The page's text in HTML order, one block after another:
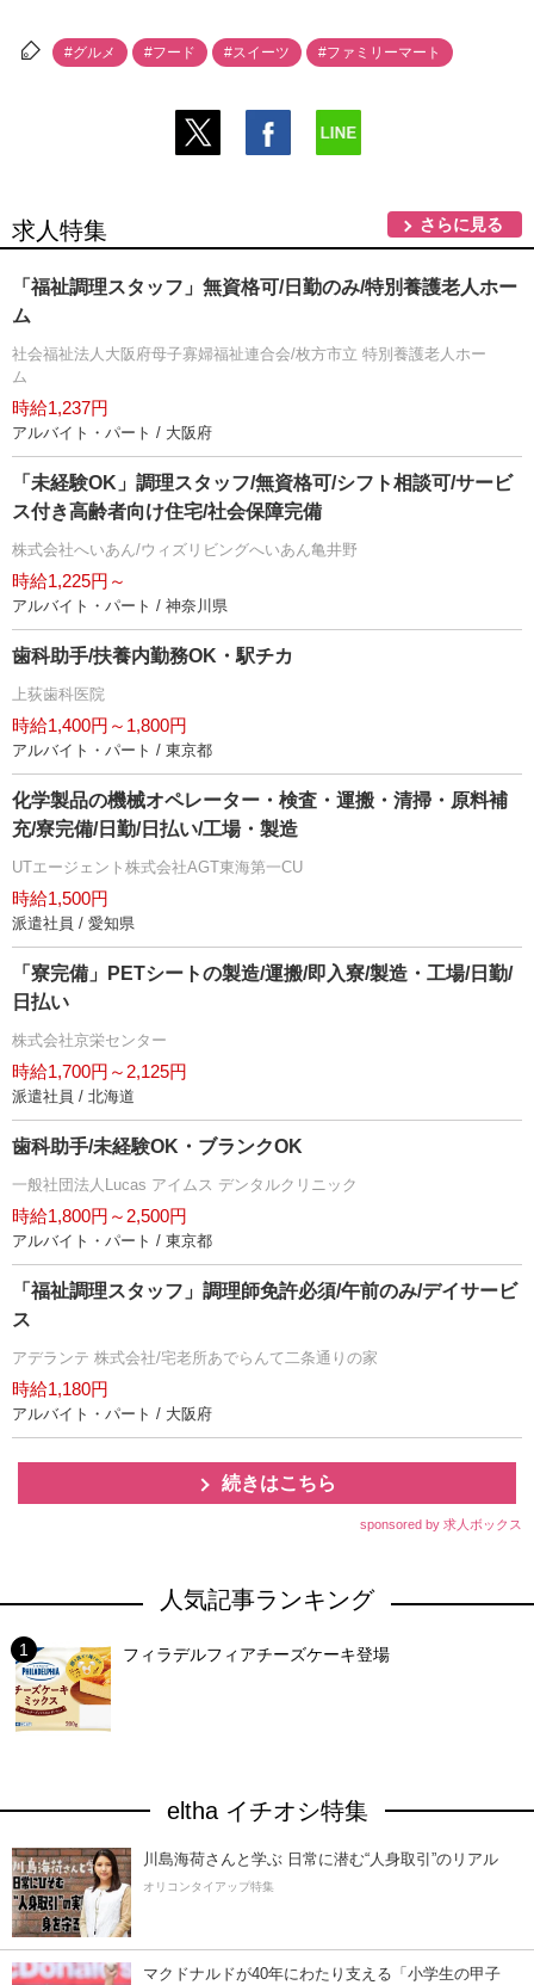
#グルメ #フード #スイーツ #ファミリーマート
求人特集 さらに見る
「福祉調理スタッフ」無資格可/日勤のみ/特別養護老人ホー
ム
社会福祉法人大阪府母子寡婦福祉連合会/枚方市立 特別養護老人ホー
ム
時給1,237円
アルバイト・パート / 大阪府
「未経験OK」調理スタッフ/無資格可/シフト相談可/サービ
ス付き高齢者向け住宅/社会保障完備
株式会社へいあん/ウィズリビングへいあん亀井野
時給1,225円～
アルバイト・パート / 神奈川県
歯科助手/扶養内勤務OK・駅チカ
上荻歯科医院
時給1,400円～1,800円
アルバイト・パート / 東京都
化学製品の機械オペレーター・検査・運搬・清掃・原料補
充/寮完備/日勤/日払い/工場・製造
UTエージェント株式会社AGT東海第一CU
時給1,500円
派遣社員 / 愛知県
「寮完備」PETシートの製造/運搬/即入寮/製造・工場/日勤/
日払い
株式会社京栄センター
時給1,700円～2,125円
派遣社員 / 北海道
歯科助手/未経験OK・ブランクOK
一般社団法人Lucas アイムス デンタルクリニック
時給1,800円～2,500円
アルバイト・パート / 東京都
「福祉調理スタッフ」調理師免許必須/午前のみ/デイサービ
ス
アデランテ 株式会社/宅老所あでらんて二条通りの家
時給1,180円
アルバイト・パート / 大阪府
続きはこちら
sponsored by 求人ボックス
人気記事ランキング
フィラデルフィアチーズケーキ登場
eltha イチオシ特集
川島海荷さんと学ぶ 日常に潜む“人身取引”のリアル
オリコンタイアップ特集
マクドナルドが40年にわたり支える「小学生の甲子